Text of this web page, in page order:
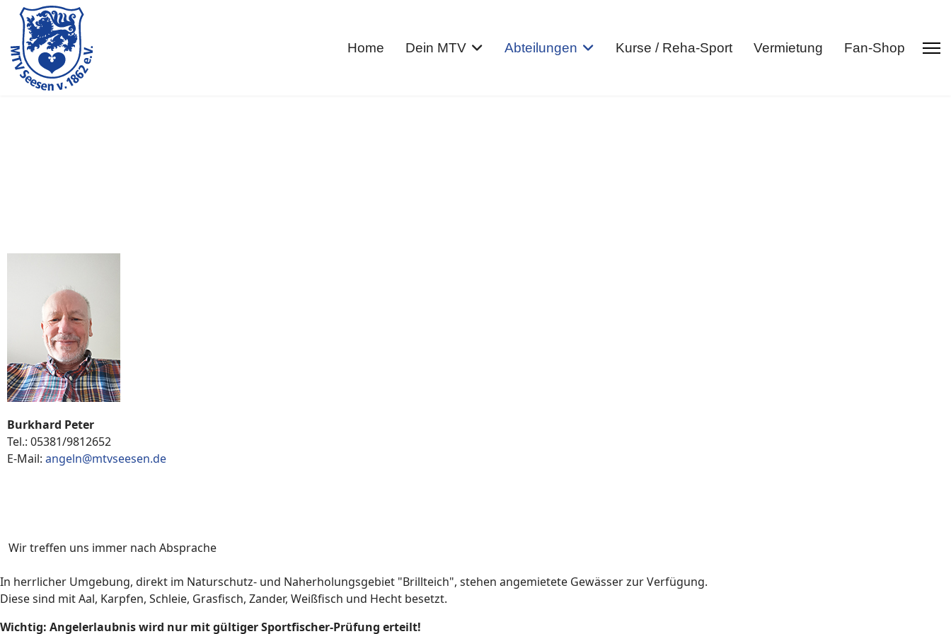
Home Dein MTV Abteilungen Kurse / Reha-Sport Vermietung Fan-Shop
Burkhard Peter
Tel.: 05381/9812652
E-Mail: angeln@mtvseesen.de
Wir treffen uns immer nach Absprache
In herrlicher Umgebung, direkt im Naturschutz- und Naherholungsgebiet "Brillteich", stehen angemietete Gewässer zur Verfügung.
Diese sind mit Aal, Karpfen, Schleie, Grasfisch, Zander, Weißfisch und Hecht besetzt.
Wichtig: Angelerlaubnis wird nur mit gültiger Sportfischer-Prüfung erteilt!